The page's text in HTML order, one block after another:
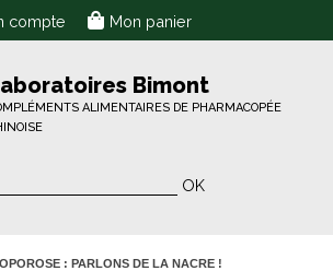
Bimont
ALIMENTAIRES DE PHARMACOPÉE
OK
: PARLONS DE LA NACRE !
compte Mon panier